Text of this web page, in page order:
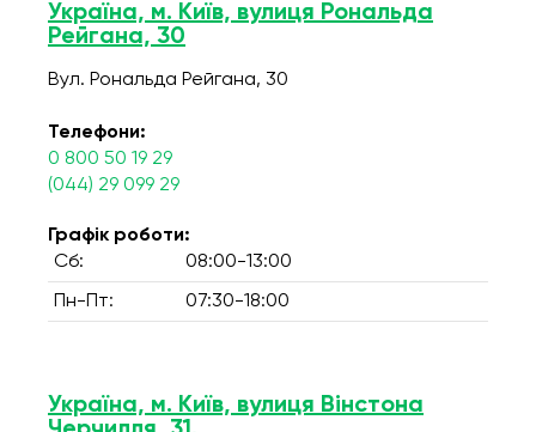
Україна, м. Київ, вулиця Рональда
Рейгана, 30
Вул. Рональда Рейгана, 30
Телефони:
0 800 50 19 29
(044) 29 099 29
Графік роботи:
Сб:
08:00-13:00
Пн-Пт: 07:30-18:00
Україна, м. Київ, вулиця Вінстона